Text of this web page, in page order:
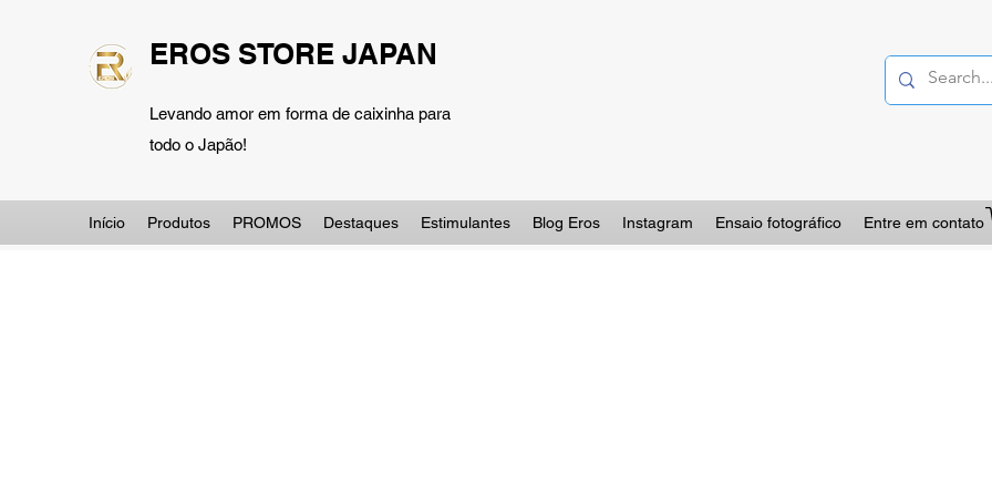
EROS STORE JAPAN
Levando amor em forma de caixinha para
todo o Japão!
Início Produtos PROMOS Destaques Estimulantes Blog Eros Instagram Ensaio fotográfico Entre em contato